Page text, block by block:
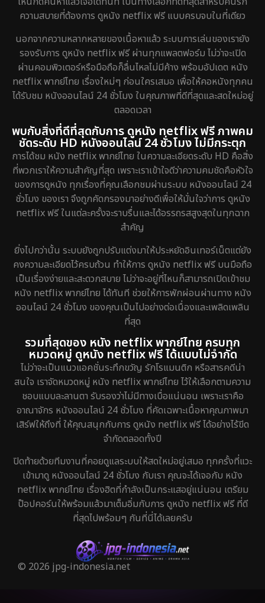
ความสบายที่ต้องการ ดูหนัง netflix ฟรี แบบครบจบในที่เดียว
นอกจากความหลากหลายของเนื้อหาแล้ว ระบบการเล่นของเรายัง
รองรับการ ดูหนัง netflix ฟรี ผ่านทุกแพลตฟอร์ม ไม่ว่าจะเปิด
ผ่านคอมพิวเตอร์หรือมือถือก็ลื่นไหลไม่มีค้าง พร้อมอัปเดต หนัง
netflix พากย์ไทย เรื่องใหม่ๆ ก่อนใครเสมอ เพื่อให้คอหนังทุกคน
ได้รับชม หนังออนไลน์ 24 ชั่วโมง ในคุณภาพที่ดีที่สุดและสดใหม่อยู่
ตลอดเวลา
พบกับสิ่งที่ดีที่สุดกับการ ดูหนัง netflix ฟรี ภาพคม
ชัดระดับ HD หนังออนไลน์ 24 ชั่วโมง ไม่มีกระตุก
การได้ชม หนัง netflix พากย์ไทย ในความละเอียดระดับ HD คือสิ่ง
ที่พวกเราให้ความสำคัญที่สุด เพราะเราเข้าใจดีว่าความคมชัดคือหัวใจ
ของการดูหนัง ทุกเรื่องที่คุณเลือกชมผ่านระบบ หนังออนไลน์ 24
ชั่วโมง ของเรา จึงถูกคัดกรองมาอย่างดีเพื่อให้มั่นใจว่าการ ดูหนัง
netflix ฟรี ในแต่ละครั้งจะราบรื่นและได้อรรถรสสูงสุดในทุกฉาก
สำคัญ
ยิ่งไปกว่านั้น ระบบยังถูกปรับแต่งมาให้ประหยัดอินเทอร์เน็ตแต่ยัง
คงความละเอียดไว้ครบถ้วน ทำให้การ ดูหนัง netflix ฟรี บนมือถือ
เป็นเรื่องง่ายและสะดวกสบาย ไม่ว่าจะอยู่ที่ไหนก็สามารถเปิดเข้าชม
หนัง netflix พากย์ไทย ได้ทันที ช่วยให้การพักผ่อนผ่านทาง หนัง
ออนไลน์ 24 ชั่วโมง ของคุณเป็นไปอย่างต่อเนื่องและเพลิดเพลิน
ที่สุด
รวมที่สุดของ หนัง netflix พากย์ไทย ครบทุก
หมวดหมู่ ดูหนัง netflix ฟรี ได้แบบไม่จำกัด
ไม่ว่าจะเป็นแนวแอคชั่นระทึกขวัญ รักโรแมนติก หรือสารคดีน่า
สนใจ เราจัดหมวดหมู่ หนัง netflix พากย์ไทย ไว้ให้เลือกตามความ
ชอบแบบละลานตา รับรองว่าไม่มีทางเบื่อแน่นอน เพราะเราคือ
อาณาจักร หนังออนไลน์ 24 ชั่วโมง ที่คัดเฉพาะเนื้อหาคุณภาพมา
เสิร์ฟให้ถึงที่ ให้คุณสนุกกับการ ดูหนัง netflix ฟรี ได้อย่างไร้ขีด
จำกัดตลอดทั้งปี
ปิดท้ายด้วยทีมงานที่คอยดูแลระบบให้สดใหม่อยู่เสมอ ทุกครั้งที่แวะ
เข้ามาดู หนังออนไลน์ 24 ชั่วโมง กับเรา คุณจะได้เจอกับ หนัง
netflix พากย์ไทย เรื่องฮิตที่กำลังเป็นกระแสอยู่แน่นอน เตรียม
ป๊อปคอร์นให้พร้อมแล้วมาเต็มอิ่มกับการ ดูหนัง netflix ฟรี ที่ดี
ที่สุดไปพร้อมๆ กันที่นี่ได้เลยครับ
© 2026 jpg-indonesia.net